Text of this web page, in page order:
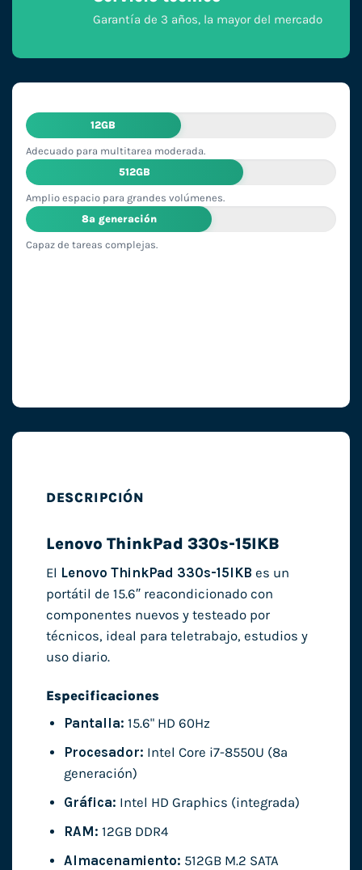
Garantía de 3 años, la mayor del mercado
12GB
Adecuado para multitarea moderada.
512GB
Amplio espacio para grandes volúmenes.
8ª generación
Capaz de tareas complejas.
DESCRIPCIÓN
Lenovo ThinkPad 330s-15IKB
El Lenovo ThinkPad 330s-15IKB es un
portátil de 15.6″ reacondicionado con
componentes nuevos y testeado por
técnicos, ideal para teletrabajo, estudios y
uso diario.
Especificaciones
Pantalla: 15.6" HD 60Hz
Procesador: Intel Core i7-8550U (8ª
generación)
Gráfica: Intel HD Graphics (integrada)
RAM: 12GB DDR4
Almacenamiento: 512GB M.2 SATA